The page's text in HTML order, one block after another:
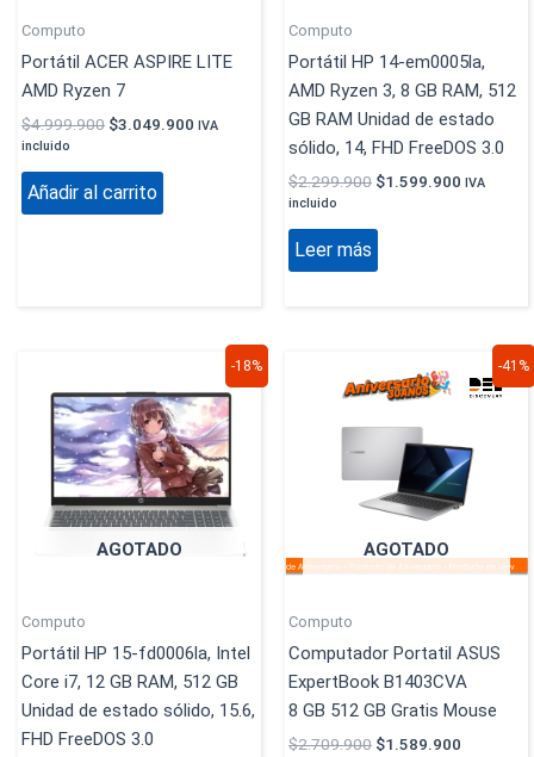
Computo
Portátil ACER ASPIRE LITE
AMD Ryzen 7
$4.999.900 $3.049.900 IVA
incluido
Añadir al carrito
Computo
Portátil HP 14-em0005la,
AMD Ryzen 3, 8 GB RAM, 512
GB RAM Unidad de estado
sólido, 14, FHD FreeDOS 3.0
$2.299.900 $1.599.900 IVA
incluido
Leer más
-18%
AGOTADO
Computo
Portátil HP 15-fd0006la, Intel
Core i7, 12 GB RAM, 512 GB
Unidad de estado sólido, 15.6,
FHD FreeDOS 3.0
original
era:
$3.699.900.
precio
actual
es:
$3.049.900.
-41%
AGOTADO
Computo
Computador Portatil ASUS
ExpertBook B1403CVA
8 GB 512 GB Gratis Mouse
$2.709.900
precio
original
$2.709.900.
$1.589.900
precio
actual